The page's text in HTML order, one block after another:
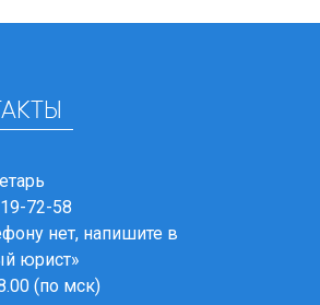
72-58
нет, напишите в
юрист»
(по мск)